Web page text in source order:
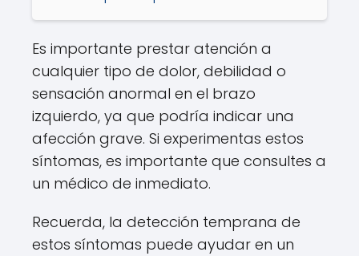
Es importante prestar atención a
cualquier tipo de dolor, debilidad o
sensación anormal en el brazo
izquierdo, ya que podría indicar una
afección grave. Si experimentas estos
síntomas, es importante que consultes a
un médico de inmediato.
Recuerda, la detección temprana de
estos síntomas puede ayudar en un